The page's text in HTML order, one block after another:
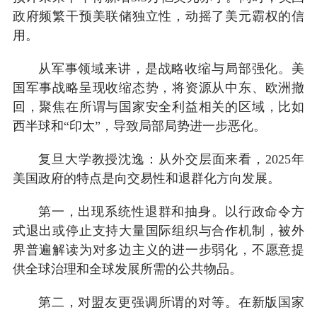
政府频繁干预美联储独立性，动摇了美元霸权的信
用。
从军事领域来讲，是战略收缩与局部强化。美
国军事战略呈现收缩态势，将资源从中东、欧洲撤
回，聚焦在所谓与国家安全利益相关的区域，比如
西半球和“印太”，导致局部局势进一步恶化。
复旦大学教授沈逸：从外交层面来看，2025年
美国政府的特点是向交易性和退群化方向发展。
第一，出现系统性退群和抽身。以行政命令方
式退出或停止支持大量国际组织与合作机制，被外
界普遍解读为对多边主义的进一步弱化，不愿意提
供全球治理和全球发展所需的公共物品。
第二，对盟友更强调所谓的对等。在新版国家